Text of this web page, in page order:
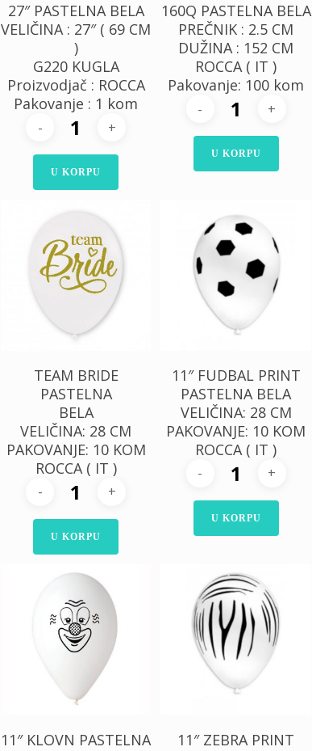
27″ PASTELNA BELA
VELIČINA : 27″ ( 69 CM
)
G220 KUGLA
Proizvodjač : ROCCA
Pakovanje : 1 kom
U KORPU
160Q PASTELNA BELA
PREČNIK : 2.5 CM
DUŽINA : 152 CM
ROCCA ( IT )
Pakovanje: 100 kom
U KORPU
300,00RSD
TEAM BRIDE
PASTELNA
BELA
VELIČINA: 28 CM
PAKOVANJE: 10 KOM
ROCCA ( IT )
U KORPU
300,00 RSD
11″ FUDBAL PRINT
PASTELNA BELA
VELIČINA: 28 CM
PAKOVANJE: 10 KOM
ROCCA ( IT )
U KORPU
300,00RSD
11″ KLOVN PASTELNA
300,00RSD
11″ ZEBRA PRINT